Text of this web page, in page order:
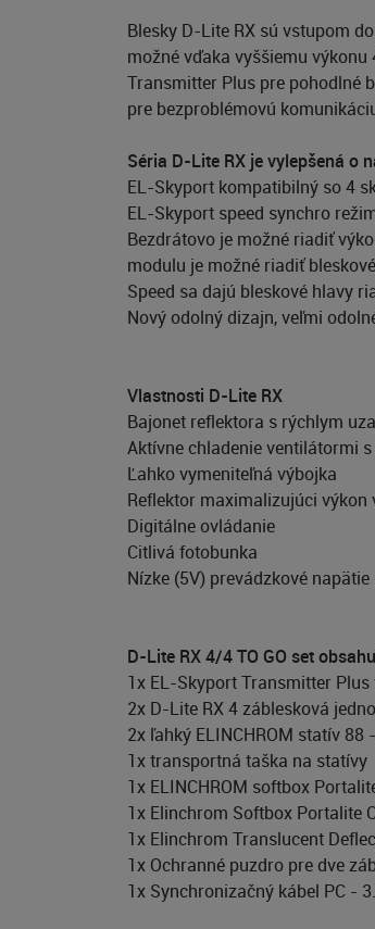
Blesky D-Lite RX sú vstupom
možné vďaka vyššiemu
Transmitter Plus pre pohodlné
pre bezproblémovú
Séria D-Lite RX je vylepšená o
EL-Skyport kompatibilný so 4
EL-Skyport speed synchro
Bezdrátovo je možné riadiť
modulu je možné riadiť
Speed sa dajú bleskové hlavy
Nový odolný dizajn, veľmi
Vlastnosti D-Lite RX
Bajonet reflektora s rýchlym
Aktívne chladenie ventilátormi
Ľahko vymeniteľná výbojka
Reflektor maximalizujúci výkon
Digitálne ovládanie
Citlivá fotobunka
Nízke (5V) prevádzkové
D-Lite RX 4/4 TO GO set
1x EL-Skyport Transmitter Plus
2x D-Lite RX 4 záblesková
2x ľahký ELINCHROM statív 88
1x transportná taška na statívy
1x ELINCHROM softbox
1x Elinchrom Softbox Portalite
1x Elinchrom Translucent
1x Ochranné puzdro pre dve
1x Synchronizačný kábel PC -